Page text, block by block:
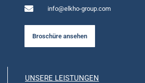
info@elkho-group.com
Broschüre ansehen
UNSERE LEISTUNGEN